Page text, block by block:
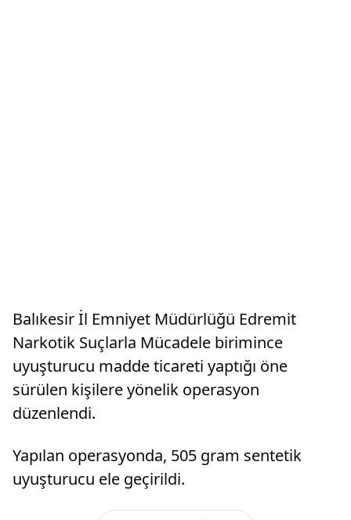
Balıkesir İl Emniyet Müdürlüğü Edremit
Narkotik Suçlarla Mücadele birimince
uyuşturucu madde ticareti yaptığı öne
sürülen kişilere yönelik operasyon
düzenlendi.
Yapılan operasyonda, 505 gram sentetik
uyuşturucu ele geçirildi.